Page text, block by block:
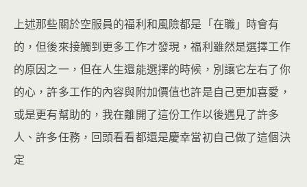
上述那些關於空服員的福利和風險都是「在職」時會有
的，但後來接觸到更多工作才發現，福利雖然是選擇工作
的原因之一，但在人生還能選擇的時候，別讓它左右了你
的心，許多工作的內容與附加價值也許是自己更加喜愛，
或是更有幫助的，我在離開了這份工作以後遇見了許多
人、許多任務，回頭看看都還是慶幸當初自己做了這個決
定